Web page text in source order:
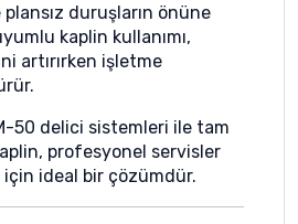
duruşların önüne
kaplin kullanımı,
artırırken işletme
50 delici sistemleri ile tam
profesyonel servisler
için ideal bir çözümdür.